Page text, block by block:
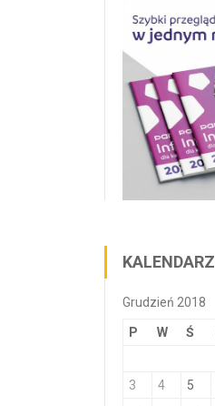
KALENDARZ
Grudzień 2018
P W Ś
3
4 5